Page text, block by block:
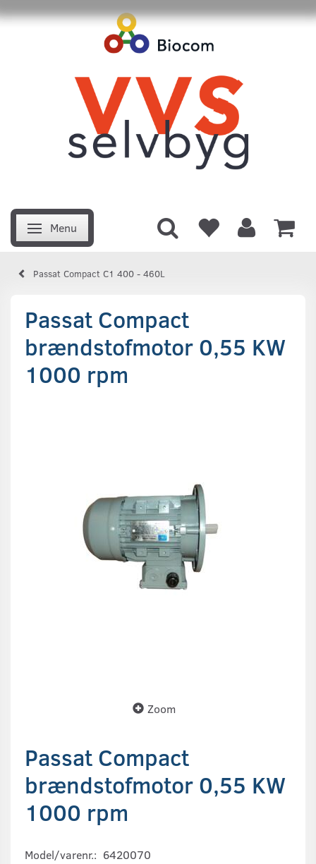
Skifte navigation
Menu
Passat Compact C1 400 - 460L
Passat Compact
brændstofmotor 0,55 KW
1000 rpm
Zoom
Passat Compact
brændstofmotor 0,55 KW
1000 rpm
Model/varenr.: 6420070